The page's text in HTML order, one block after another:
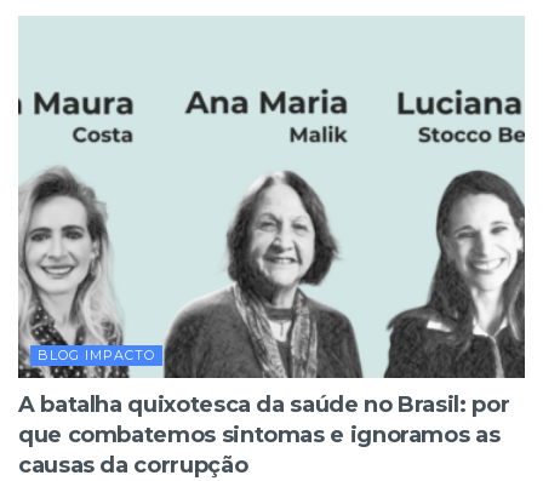
BLOG IMPACTO
A batalha quixotesca da saúde no Brasil: por
que combatemos sintomas e ignoramos as
causas da corrupção